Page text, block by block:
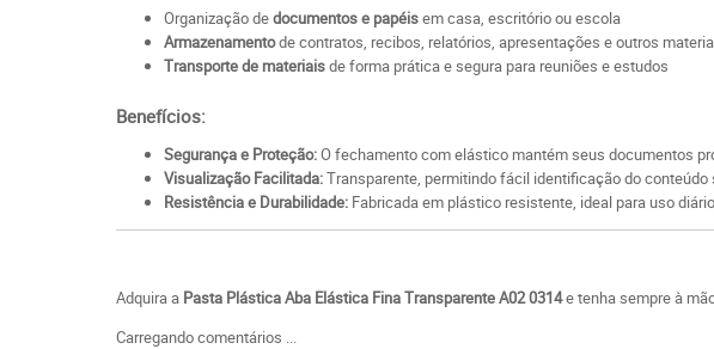
Organização dedocumentos e papéisem casa, escritório ou escola
Armazenamentode contratos, recibos, relatórios, apresentações e outros
Transporte de materiaisde forma prática e segura para reuniões e estudos
Benefícios:
Segurança e Proteção:O fechamento com elástico mantém seus documentos
Visualização Facilitada:Transparente, permitindo fácil identificação do conteúdo
Resistência e Durabilidade: Fabricada em plástico resistente, ideal para uso
Adquira a Pasta Plástica Aba Elástica Fina Transparente A02 0314e tenha sempre à
Carregando comentários ...